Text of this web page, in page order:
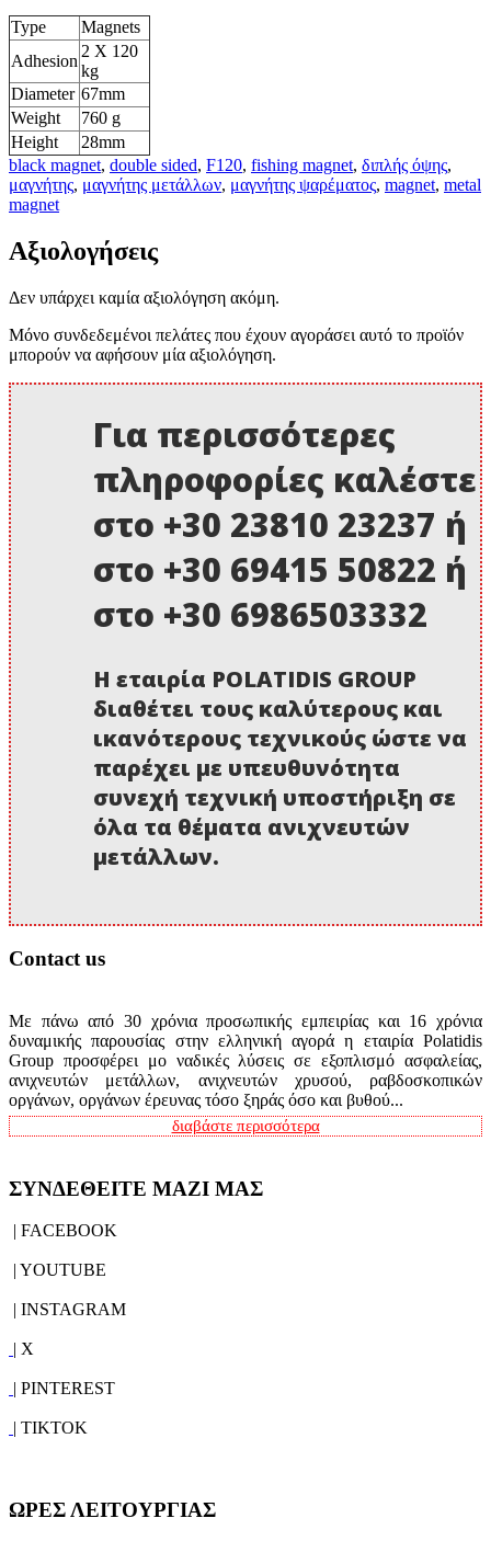
Type
Magnets
Adhesion
2 Χ 120
kg
Diameter 67mm
Weight
760 g
Height
28mm
black magnet, double sided, F120, fishing magnet, διπλής όψης,
μαγνήτης, μαγνήτης μετάλλων, μαγνήτης ψαρέματος, magnet, metal
magnet
Αξιολογήσεις
Δεν υπάρχει καμία αξιολόγηση ακόμη.
Μόνο συνδεδεμένοι πελάτες που έχουν αγοράσει αυτό το προϊόν
μπορούν να αφήσουν μία αξιολόγηση.
Για περισσότερες
πληροφορίες καλέστε
στο +30 23810 23237 ή
στο +30 69415 50822 ή
στο +30 6986503332
Η εταιρία POLATIDIS GROUP
διαθέτει τους καλύτερους και
ικανότερους τεχνικούς ώστε να
παρέχει με υπευθυνότητα
συνεχή τεχνική υποστήριξη σε
όλα τα θέματα ανιχνευτών
μετάλλων.
Contact us
Με πάνω από 30 χρόνια προσωπικής εμπειρίας και 16 χρόνια
δυναμικής παρουσίας στην ελληνική αγορά η εταιρία Polatidis
Group προσφέρει μο ναδικές λύσεις σε εξοπλισμό ασφαλείας,
ανιχνευτών μετάλλων, ανιχνευτών χρυσού, ραβδοσκοπικών
οργάνων, οργάνων έρευνας τόσο ξηράς όσο και βυθού...
διαβάστε περισσότερα
ΣΥΝΔΕΘΕΙΤΕ ΜΑΖΙ ΜΑΣ
| FACEBOOK
| YOUTUBE
| INSTAGRAM
| X
| PINTEREST
| TIKTOK
ΩΡΕΣ ΛΕΙΤΟΥΡΓΙΑΣ